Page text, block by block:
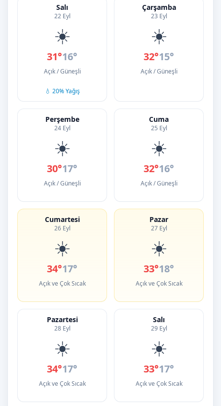
Salı
22 Eyl
☀️
31°16°
Açık / Güneşli
💧 20% Yağış
Çarşamba
23 Eyl
☀️
32°15°
Açık / Güneşli
Perşembe
24 Eyl
☀️
30°17°
Açık / Güneşli
Cuma
25 Eyl
☀️
32°16°
Açık / Güneşli
Cumartesi
26 Eyl
☀️
34°17°
Açık ve Çok Sıcak
Pazar
27 Eyl
☀️
33°18°
Açık ve Çok Sıcak
Pazartesi
28 Eyl
☀️
34°17°
Açık ve Çok Sıcak
Salı
29 Eyl
☀️
33°17°
Açık ve Çok Sıcak